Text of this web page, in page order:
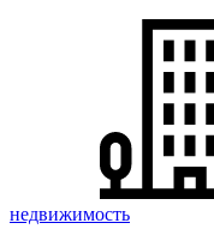
недвижимость